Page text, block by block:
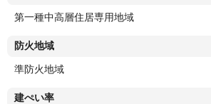
第一種中高層住居専用地域
防火地域
準防火地域
建ぺい率